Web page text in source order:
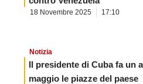
18 Novembre 2025 17:10
Notizia
Il presidente di Cuba fa un
maggio le piazze del paese